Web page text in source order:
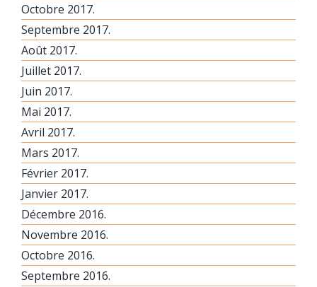
Octobre 2017.
Septembre 2017.
Août 2017.
Juillet 2017.
Juin 2017.
Mai 2017.
Avril 2017.
Mars 2017.
Février 2017.
Janvier 2017.
Décembre 2016.
Novembre 2016.
Octobre 2016.
Septembre 2016.